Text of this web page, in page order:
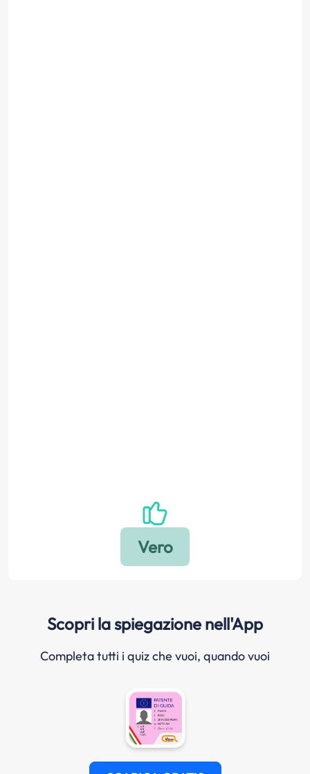
Scopri la spiegazione nell'App
Completa tutti i quiz che vuoi, quando vuoi